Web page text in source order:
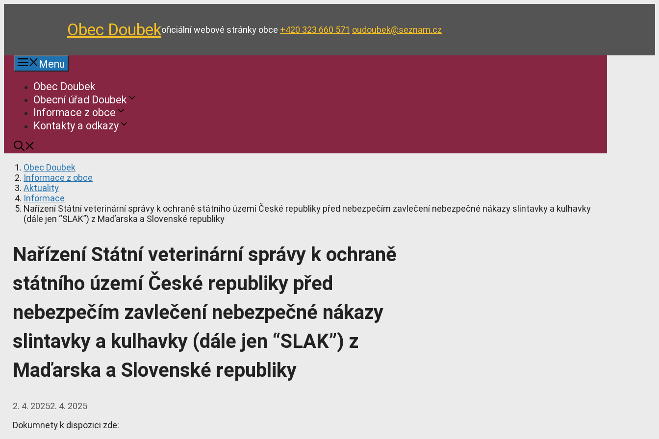
Obec Doubekoficiální webové stránky obce +420 323 660 571 oudoubek@seznam.cz
Menu
Obec Doubek
Obecní úřad Doubek
Informace z obce
Kontakty a odkazy
Obec Doubek
Informace z obce
Aktuality
Informace
Nařízení Státní veterinární správy k ochraně státního území České republiky před nebezpečím zavlečení nebezpečné nákazy slintavky a kulhavky
(dále jen “SLAK”) z Maďarska a Slovenské republiky
Nařízení Státní veterinární správy k ochraně
státního území České republiky před
nebezpečím zavlečení nebezpečné nákazy
slintavky a kulhavky (dále jen “SLAK”) z
Maďarska a Slovenské republiky
2. 4. 20252. 4. 2025
Dokumnety k dispozici zde: